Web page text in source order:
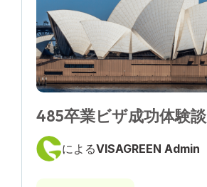
485卒業ビザ成功体験談
によるVISAGREEN Admin